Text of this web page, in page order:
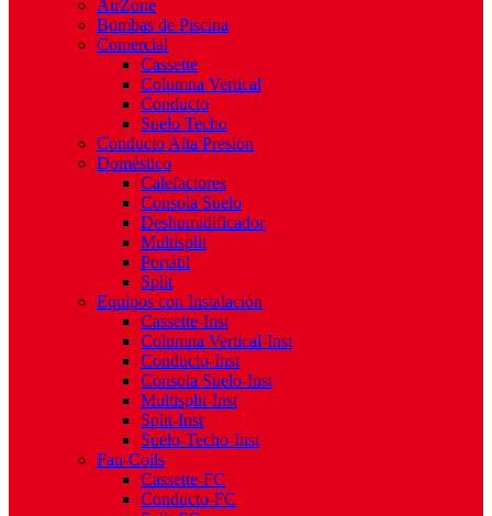
AirZone
Bombas de Piscina
Comercial
Cassette
Columna Vertical
Conducto
Suelo Techo
Conducto Alta Presión
Doméstico
Calefactores
Consola Suelo
Deshumidificador
Multisplit
Portátil
Split
Equipos con Instalación
Cassette-Inst
Columna Vertical-Inst
Conducto-Inst
Consola Suelo-Inst
Multisplit-Inst
Split-Inst
Suelo-Techo-Inst
Fan-Coils
Cassette-FC
Conducto-FC